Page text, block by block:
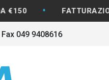
DISPONIBILE
049 9408616